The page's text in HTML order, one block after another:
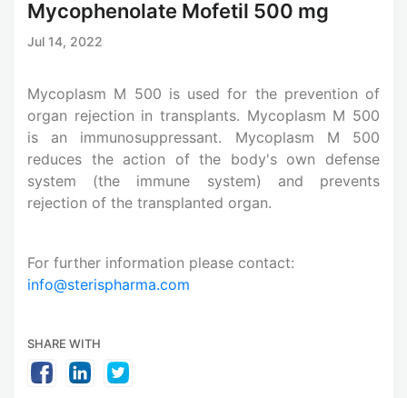
Mycophenolate Mofetil 500 mg
Jul 14, 2022
Mycoplasm M 500 is used for the prevention of
organ rejection in transplants. Mycoplasm M 500
is an immunosuppressant. Mycoplasm M 500
reduces the action of the body's own defense
system (the immune system) and prevents
rejection of the transplanted organ.
For further information please contact:
info@sterispharma.com
SHARE WITH